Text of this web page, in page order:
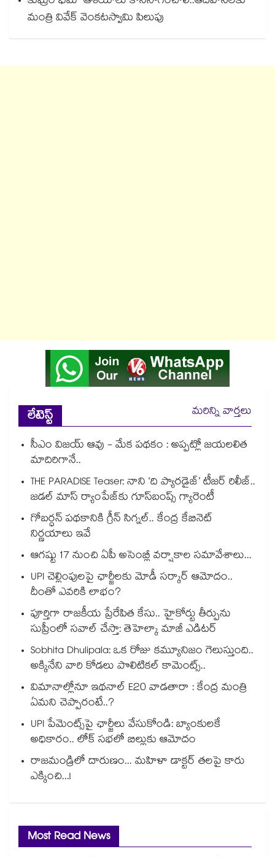
మంత్రి వివేక్‌ వెంకటస్వామి పిలుపు
లేటెస్ట్
మరిన్ని వార్తలు
సీఎం విజయ్ ఆవు - మేక పథకం : అప్పట్లో జయలలిత
మాదిరిగానే..
THE PARADISE Teaser: నాని ‘ది ప్యారడైజ్‌‌’ టీజర్ రిలీజ్..
జడల్ మాస్ ర్యాంపేజ్‌కు గూస్‌బంప్స్ గ్యారెంటీ
గోబర్ధన్ పథకానికి గ్రీన్ సిగ్నల్.. కేంద్ర కేబినెట్
నిర్ణయాలు ఇవే
ఆగష్టు 17 నుంచి ఏపీ అసెంబ్లీ వర్షాకాల సమావేశాలు...
UPI చెల్లింపులపై ఛార్జీలకు మోడీ సర్కార్ ఆమోదం..
దీంతో ఎవరికి లాభం?
పూర్తిగా రాజకీయ ప్రేరేపిత కేసు.. హైకోర్టు తీర్పును
సుప్రీంలో సవాల్ చేస్తా: తెహెల్కా మాజీ ఎడిటర్
Sobhita Dhulipala: ఒక రోజు కమ్యూనిజం గెలుస్తుంది..
అక్కినేని వారి కోడలు పొలిటికల్ కామెంట్స్..
విమానాల్లోనూ ఇథనాల్ E20 వాడతారా : కేంద్ర మంత్రి
ఏమని చెప్పారంటే..?
UPI పేమెంట్స్⁪పై ఛార్జీలు వేసుకోండి: బ్యాంకులకే
అధికారం.. లోక్ సభలో బిల్లుకు ఆమోదం
రాజమండ్రిలో దారుణం... మహిళా డాక్టర్ తలపై కారు
ఎక్కించి...!
Most Read News